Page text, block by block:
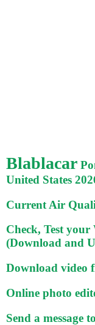
Blablacar
United States
Current Air
Check, Test
(Download and
Download video
Online photo
Send a message